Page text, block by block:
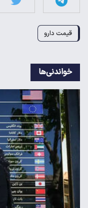
قیمت دارو
خواندنی‌ها